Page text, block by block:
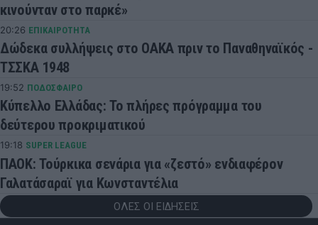
κινούνταν στο παρκέ»
20:26 ΕΠΙΚΑΙΡΟΤΗΤΑ
Δώδεκα συλλήψεις στο ΟΑΚΑ πριν το Παναθηναϊκός -
ΤΣΣΚΑ 1948
19:52 ΠΟΔΟΣΦΑΙΡΟ
Κύπελλο Ελλάδας: Το πλήρες πρόγραμμα του
δεύτερου προκριματικού
19:18 SUPER LEAGUE
ΠΑΟΚ: Τούρκικα σενάρια για «ζεστό» ενδιαφέρον
Γαλατάσαραϊ για Κωνσταντέλια
ΟΛΕΣ ΟΙ ΕΙΔΗΣΕΙΣ